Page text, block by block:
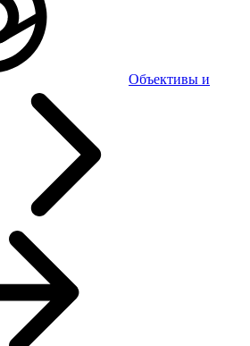
Объективы и